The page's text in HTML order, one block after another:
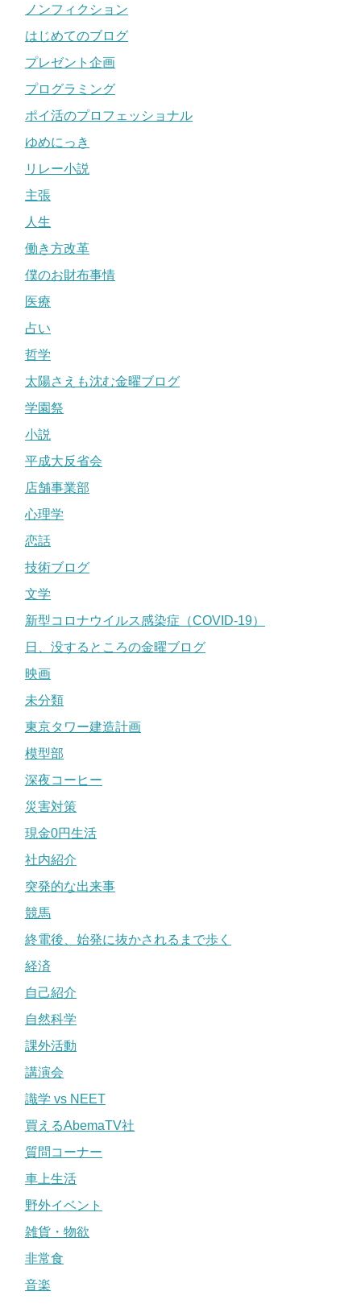
ノンフィクション
はじめてのブログ
プレゼント企画
プログラミング
ポイ活のプロフェッショナル
ゆめにっき
リレー小説
主張
人生
働き方改革
僕のお財布事情
医療
占い
哲学
太陽さえも沈む金曜ブログ
学園祭
小説
平成大反省会
店舗事業部
心理学
恋話
技術ブログ
文学
新型コロナウイルス感染症（COVID-19）
日、没するところの金曜ブログ
映画
未分類
東京タワー建造計画
模型部
深夜コーヒー
災害対策
現金0円生活
社内紹介
突発的な出来事
競馬
終電後、始発に抜かされるまで歩く
経済
自己紹介
自然科学
課外活動
講演会
識学 vs NEET
買えるAbemaTV社
質問コーナー
車上生活
野外イベント
雑貨・物欲
非常食
音楽